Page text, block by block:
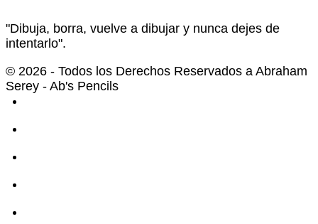
"Dibuja, borra, vuelve a dibujar y nunca dejes de
intentarlo".
© 2026 - Todos los Derechos Reservados a Abraham
Serey - Ab's Pencils